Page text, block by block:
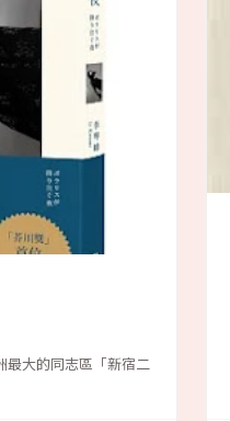
最大的同志區「新宿二